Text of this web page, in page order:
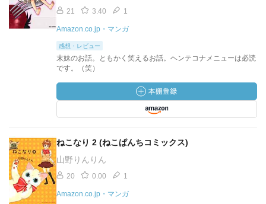
21 3.40 1
Amazon.co.jp・マンガ
感想・レビュー
末妹のお話。ともかく笑えるお話。ヘンテコナメニューは必読
です。（笑）
ねこなり 2 (ねこぱんちコミックス)
山野りんりん
20 0.00 1
Amazon.co.jp・マンガ